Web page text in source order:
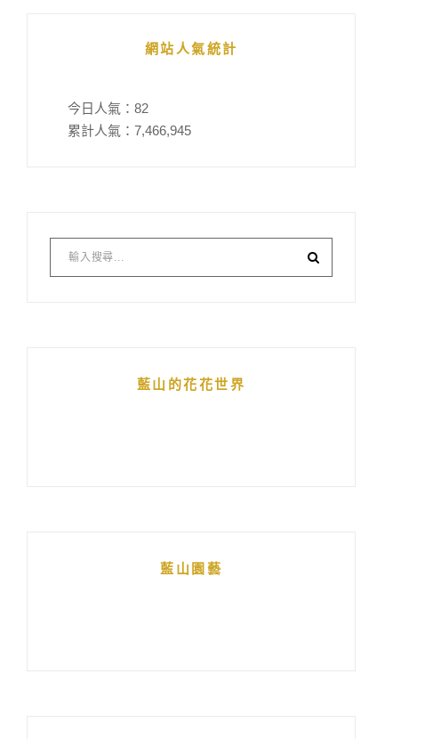
網站人氣統計
今日人氣： 82
累計人氣： 7,466,945
藍山的花花世界
藍山園藝